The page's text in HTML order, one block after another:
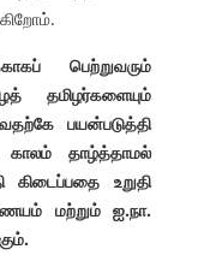
பெற்றுவரும்
தமிழர்களையும்
பயன்படுத்தி
காலம் தாழ்த்தாமல்
கிடைப்பதை உறுதி
மற்றும் ஐ.நா.